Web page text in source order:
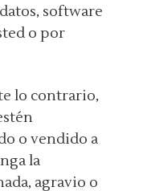
software
o por
lo contrario,
o vendido a
la
agravio o